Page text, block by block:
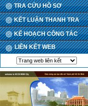
TRA CỨU HỒ SƠ
KẾT LUẬN THANH TRA
KẾ HOẠCH CÔNG TÁC
LIÊN KẾT WEB